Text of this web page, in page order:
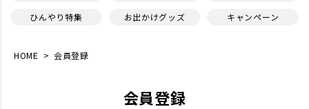
ひんやり特集
お出かけグッズ キャンペーン
HOME 会員登録
会員登録